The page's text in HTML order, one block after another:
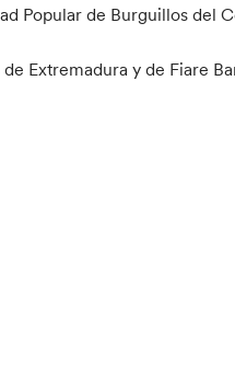
Popular de Burguillos del
Extremadura y de Fiare